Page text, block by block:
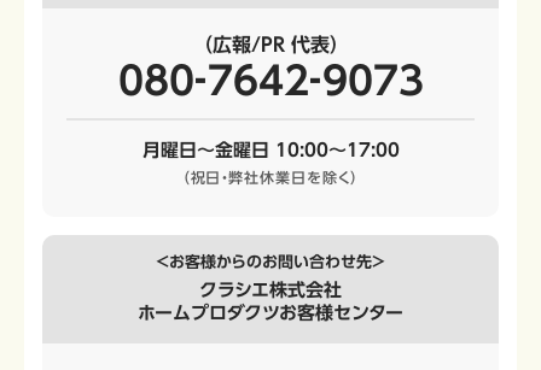
（広報/PR 代表）
080‐7642‐9073
月曜日～金曜日 10:00～17:00
（祝日・弊社休業日を除く）
＜お客様からのお問い合わせ先＞
クラシエ株式会社
ホームプロダクツお客様センター